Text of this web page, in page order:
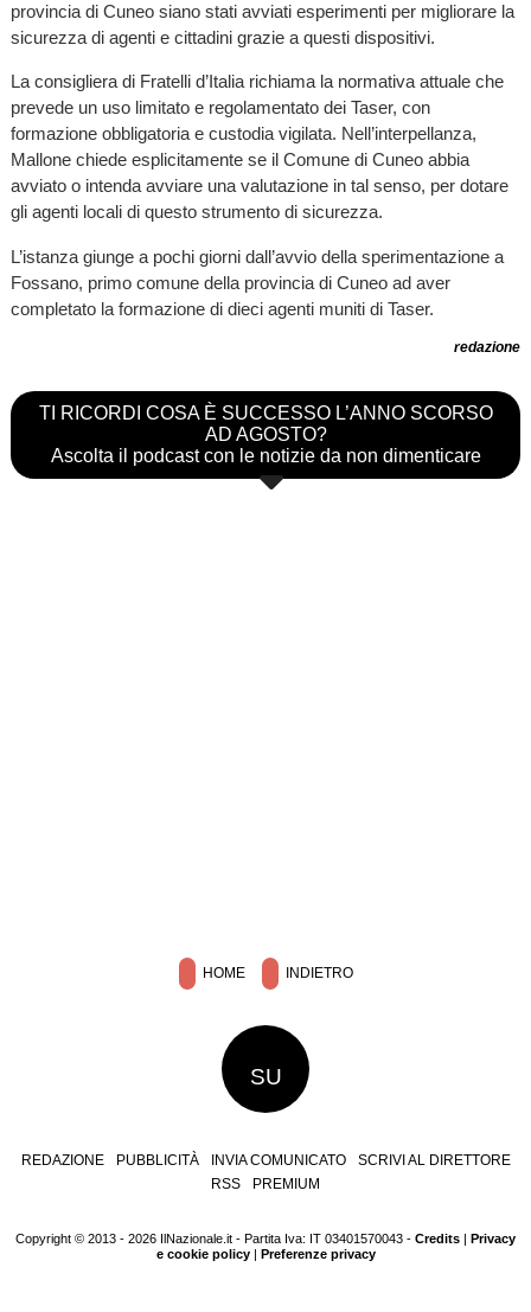
provincia di Cuneo siano stati avviati esperimenti per migliorare la
sicurezza di agenti e cittadini grazie a questi dispositivi.
La consigliera di Fratelli d’Italia richiama la normativa attuale che
prevede un uso limitato e regolamentato dei Taser, con
formazione obbligatoria e custodia vigilata. Nell’interpellanza,
Mallone chiede esplicitamente se il Comune di Cuneo abbia
avviato o intenda avviare una valutazione in tal senso, per dotare
gli agenti locali di questo strumento di sicurezza.
L’istanza giunge a pochi giorni dall’avvio della sperimentazione a
Fossano, primo comune della provincia di Cuneo ad aver
completato la formazione di dieci agenti muniti di Taser.
redazione
TI RICORDI COSA È SUCCESSO L’ANNO SCORSO
AD AGOSTO?
Ascolta il podcast con le notizie da non dimenticare
HOME INDIETRO
SU
REDAZIONE PUBBLICITÀ INVIA COMUNICATO
SCRIVI AL DIRETTORE
RSS
PREMIUM
Copyright © 2013 - 2026 IlNazionale.it - Partita Iva: IT 03401570043 - Credits | Privacy
e cookie policy| Preferenze privacy